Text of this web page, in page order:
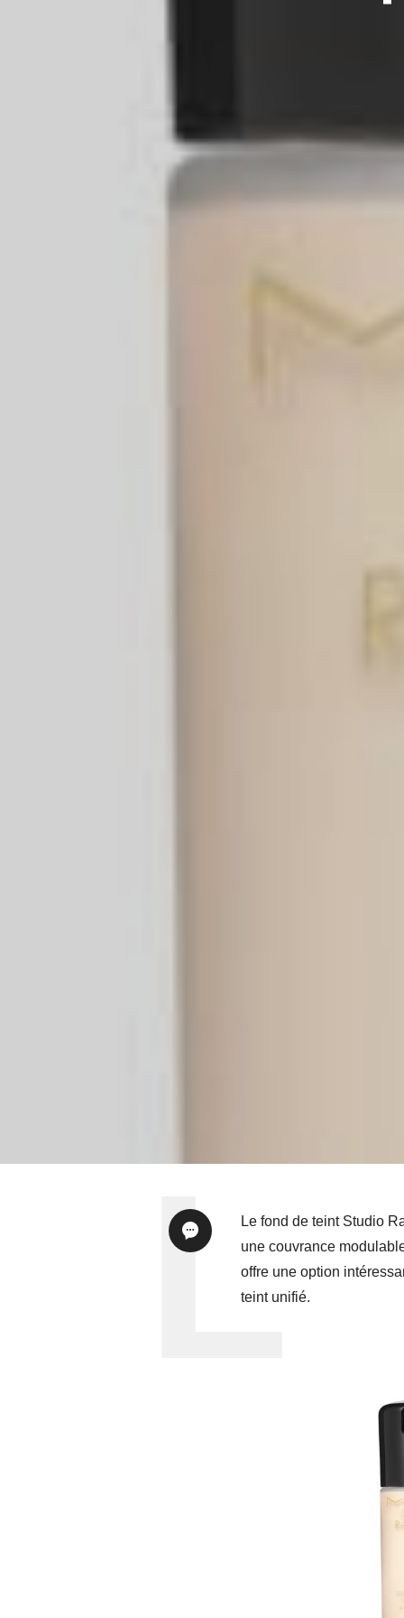
Le fond de teint Studio
une couvrance
offre une option
teint unifié.